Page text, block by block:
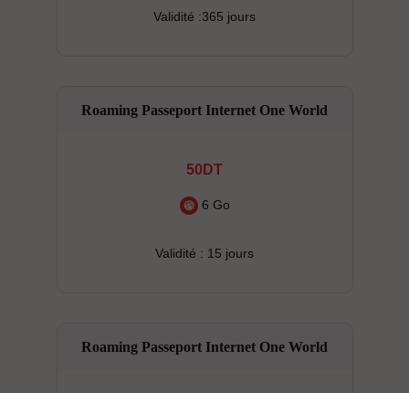
Validité :365 jours
Roaming Passeport Internet One World
50DT
6 Go
Validité : 15 jours
Roaming Passeport Internet One World